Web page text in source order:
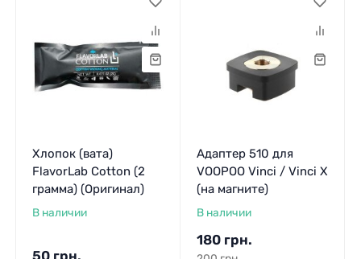
Хлопок (вата)
FlavorLab Cotton (2
грамма) (Оригинал)
В наличии
Адаптер 510 для
VOOPOO Vinci / Vinci X
(на магните)
В наличии
180 грн.